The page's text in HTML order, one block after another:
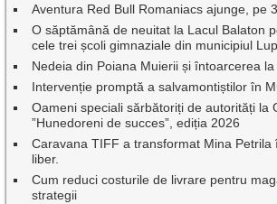
Aventura Red Bull Romaniacs ajunge, pe
O săptămână de neuitat la Lacul Balaton
cele trei școli gimnaziale din municipiul
Nedeia din Poiana Muierii și întoarcerea
Intervenție promptă a salvamontiștilor în
Oameni speciali sărbătoriți de autorități la
”Hunedoreni de succes”, ediția 2026
Caravana TIFF a transformat Mina
liber.
Cum reduci costurile de livrare pentru
strategii